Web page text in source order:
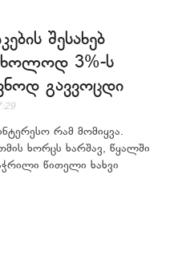
შესახებ
3%-ს
გავვოცდი
რამ მომიყვა.
ხორცს ხარშავ, წყალში
წითელი ხახვი